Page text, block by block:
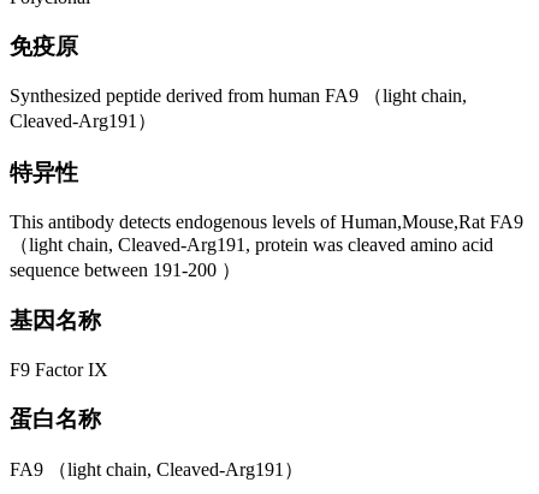
免疫原
Synthesized peptide derived from human FA9 （light chain,
Cleaved-Arg191）
特异性
This antibody detects endogenous levels of Human,Mouse,Rat FA9
（light chain, Cleaved-Arg191, protein was cleaved amino acid
sequence between 191-200 ）
基因名称
F9 Factor IX
蛋白名称
FA9 （light chain, Cleaved-Arg191）